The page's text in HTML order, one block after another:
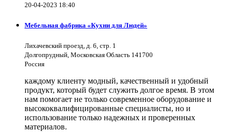
20-04-2023 18:40
Мебельная фабрика «Кухни для Людей»
Лихачевский проезд, д. 6, стр. 1
Долгопрудный, Московская Область 141700
Россия
каждому клиенту модный, качественный и удобный
продукт, который будет служить долгое время. В этом
нам помогает не только современное оборудование и
высококвалифицированные специалисты, но и
использование только надежных и проверенных
материалов.